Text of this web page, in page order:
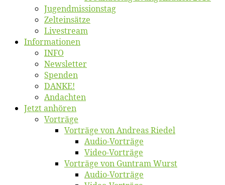
Jugend­mis­sions­tag
Zelt­ein­sät­ze
Live­stream
Informatio­nen
INFO
News­let­ter
Spen­den
DANKE!
An­dach­ten
Jetzt an­hö­ren
Vor­trä­ge
Vor­trä­ge von An­dre­as Riedel
Au­dio-Vor­trä­ge
Vi­deo-Vor­trä­ge
Vor­trä­ge von Gun­tram Wurst
Au­dio-Vor­trä­ge